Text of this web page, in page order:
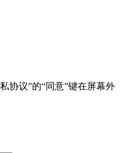
协议”的“同意”键在屏幕外